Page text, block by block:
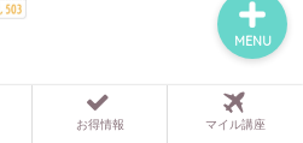
お得情報 マイル講座
MENU